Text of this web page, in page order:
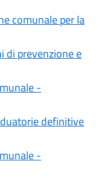
comunale per la
di prevenzione e
-
definitive
-